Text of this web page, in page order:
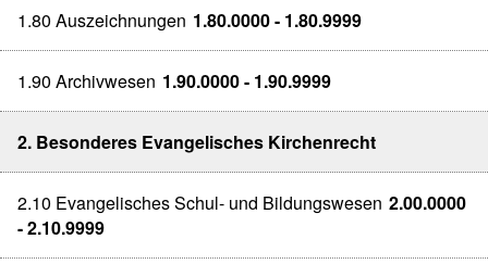
1.80 Auszeichnungen 1.80.0000 - 1.80.9999
1.90 Archivwesen 1.90.0000 - 1.90.9999
2. Besonderes Evangelisches Kirchenrecht
2.10 Evangelisches Schul- und Bildungswesen 2.00.0000
- 2.10.9999